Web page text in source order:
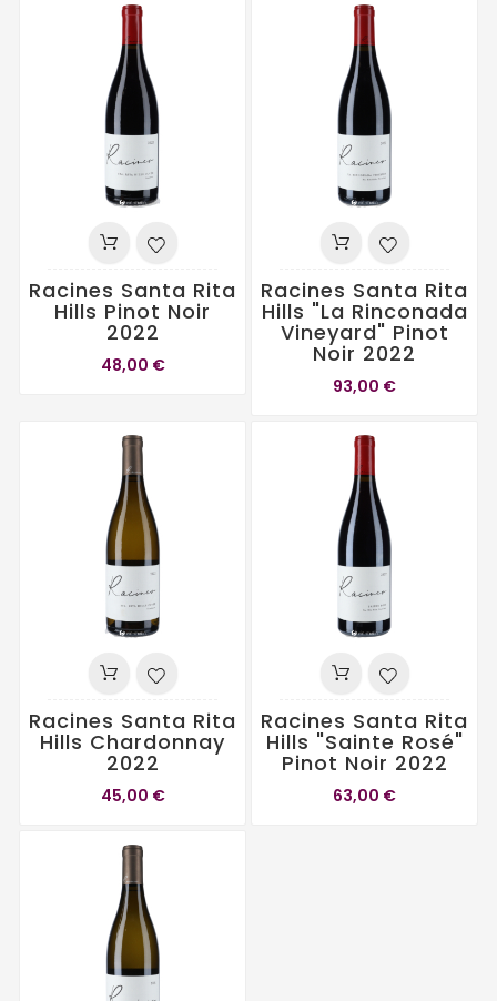
Racines Santa Rita
Hills Pinot Noir
2022
48,00 €
Racines Santa Rita
Hills "La Rinconada
Vineyard" Pinot
Noir 2022
93,00 €
Racines Santa Rita
Hills Chardonnay
2022
45,00 €
Racines Santa Rita
Hills "Sainte Rosé"
Pinot Noir 2022
63,00 €